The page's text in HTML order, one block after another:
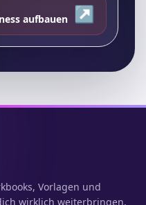
aufbauen ↗
Vorlagen und
wirklich weiterbringen.